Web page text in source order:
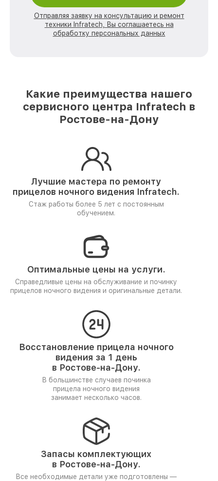
Отправляя заявку на консультацию и ремонт
техники Infratech, Вы соглашаетесь на
обработку персональных данных
Какие преимущества нашего
сервисного центра Infratech в
Ростове-на-Дону
Лучшие мастера по ремонту
прицелов ночного видения Infratech.
Стаж работы более 5 лет с постоянным
обучением.
Оптимальные цены на услуги.
Справедливые цены на обслуживание и починку
прицелов ночного видения и оригинальные детали.
Восстановление прицела ночного
видения за 1 день
в Ростове-на-Дону.
В большинстве случаев починка
прицела ночного видения
занимает несколько часов.
Запасы комплектующих
в Ростове-на-Дону.
Все необходимые детали уже подготовлены —